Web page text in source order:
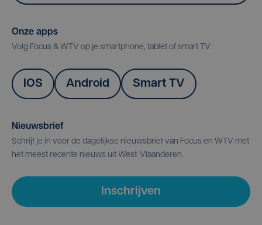
Onze apps
Volg Focus & WTV op je smartphone, tablet of smart TV.
IOS Android Smart TV
Nieuwsbrief
Schrijf je in voor de dagelijkse nieuwsbrief van Focus en WTV met
het meest recente nieuws uit West-Vlaanderen.
Inschrijven